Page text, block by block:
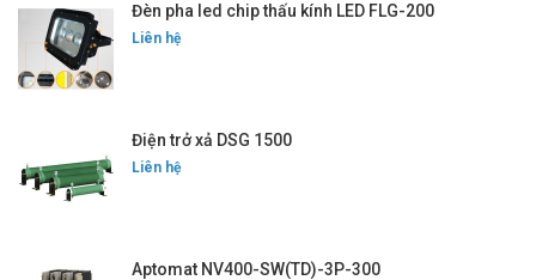
Đèn pha led chip thấu kính LED FLG-200
Liên hệ
Điện trở xả DSG 1500
Liên hệ
Aptomat NV400-SW(TD)-3P-300